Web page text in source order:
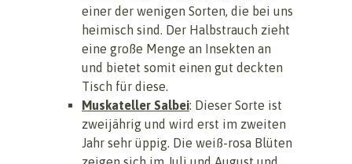
einer der wenigen Sorten, die bei uns
heimisch sind. Der Halbstrauch zieht
eine große Menge an Insekten an
und bietet somit einen gut deckten
Tisch für diese.
Muskateller Salbei: Dieser Sorte ist
zweijährig und wird erst im zweiten
Jahr sehr üppig. Die weiß-rosa Blüten